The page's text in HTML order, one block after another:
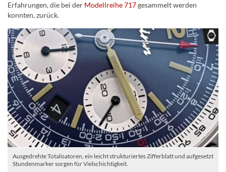
Erfahrungen, die bei der Modellreihe 717gesammelt werden
konnten, zurück.
Ausgedrehte Totalisatoren, ein leicht strukturiertes Zifferblatt und aufgesetzt
Stundenmarker sorgen für Vielschichtigkeit.